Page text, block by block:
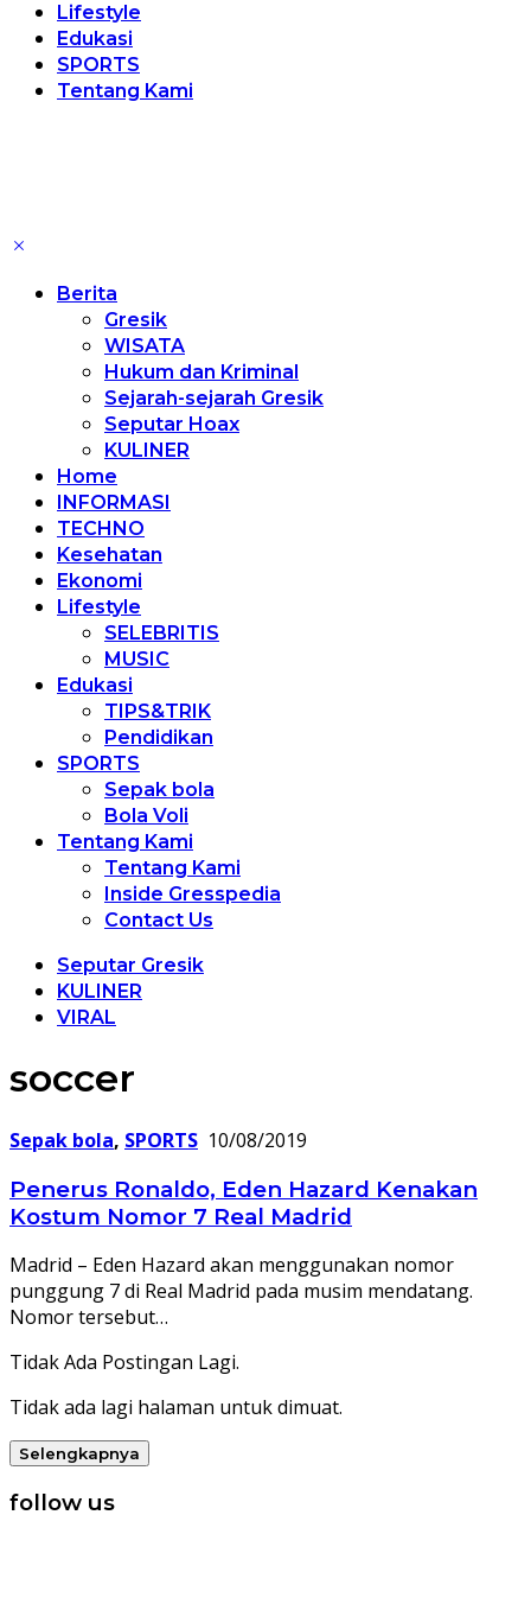
Lifestyle
Edukasi
SPORTS
Tentang Kami
Berita
Gresik
WISATA
Hukum dan Kriminal
Sejarah-sejarah Gresik
Seputar Hoax
KULINER
Home
INFORMASI
TECHNO
Kesehatan
Ekonomi
Lifestyle
SELEBRITIS
MUSIC
Edukasi
TIPS&TRIK
Pendidikan
SPORTS
Sepak bola
Bola Voli
Tentang Kami
Tentang Kami
Inside Gresspedia
Contact Us
Seputar Gresik
KULINER
VIRAL
soccer
Sepak bola, SPORTS 10/08/2019
Penerus Ronaldo, Eden Hazard Kenakan
Kostum Nomor 7 Real Madrid
Madrid – Eden Hazard akan menggunakan nomor
punggung 7 di Real Madrid pada musim mendatang.
Nomor tersebut…
Tidak Ada Postingan Lagi.
Tidak ada lagi halaman untuk dimuat.
Selengkapnya
follow us